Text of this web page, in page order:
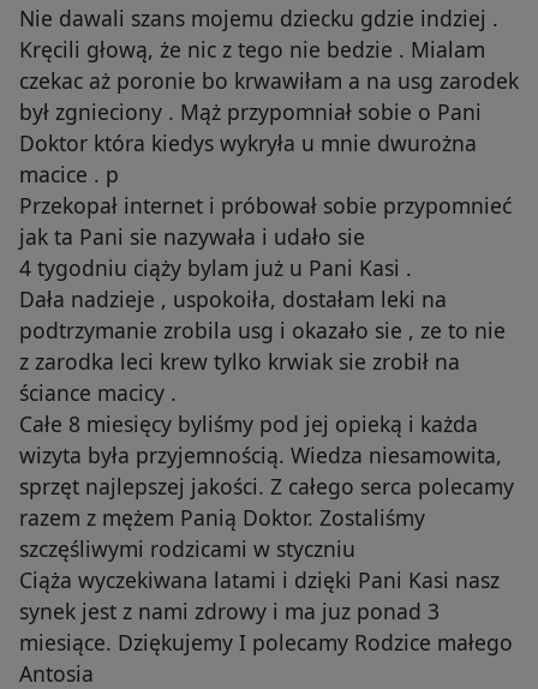
Nie dawali szans mojemu dziecku gdzie indziej .
Kręcili głową, że nic z tego nie bedzie . Mialam
czekac aż poronie bo krwawiłam a na usg zarodek
był zgnieciony . Mąż przypomniał sobie o Pani
Doktor która kiedys wykryła u mnie dwurożna
macice . p
Przekopał internet i próbował sobie przypomnieć
jak ta Pani sie nazywała i udało sie
4 tygodniu ciąży bylam już u Pani Kasi .
Dała nadzieje , uspokoiła, dostałam leki na
podtrzymanie zrobila usg i okazało sie , ze to nie
z zarodka leci krew tylko krwiak sie zrobił na
ściance macicy .
Całe 8 miesięcy byliśmy pod jej opieką i każda
wizyta była przyjemnością. Wiedza niesamowita,
sprzęt najlepszej jakości. Z całego serca polecamy
razem z mężem Panią Doktor. Zostaliśmy
szczęśliwymi rodzicami w styczniu
Ciąża wyczekiwana latami i dzięki Pani Kasi nasz
synek jest z nami zdrowy i ma juz ponad 3
miesiące. Dziękujemy I polecamy Rodzice małego
Antosia